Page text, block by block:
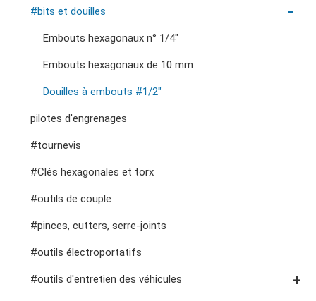
accessoires de rangement
outils de service général vde
#clés à cliquet à double anneau
#clés à fourche doubles
#clés spéciales
#Clés à molette et pinces
#adaptateurs de clés
Douilles #3/8"
Douilles à chocs n° 3/8"
Douilles #1/2"
Impact d'entraînement 1"
#prises de bougies d'allumage
#bits et douilles
Embouts hexagonaux n° 1/4"
Embouts hexagonaux de 10 mm
Douilles à embouts #1/2"
pilotes d'engrenages
#tournevis
#Clés hexagonales et torx
#outils de couple
#pinces, cutters, serre-joints
#outils électroportatifs
#outils d'entretien des véhicules